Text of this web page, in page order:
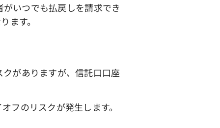
いつでも払戻しを請求でき
ます。
がありますが、信託口口座
のリスクが発生します。